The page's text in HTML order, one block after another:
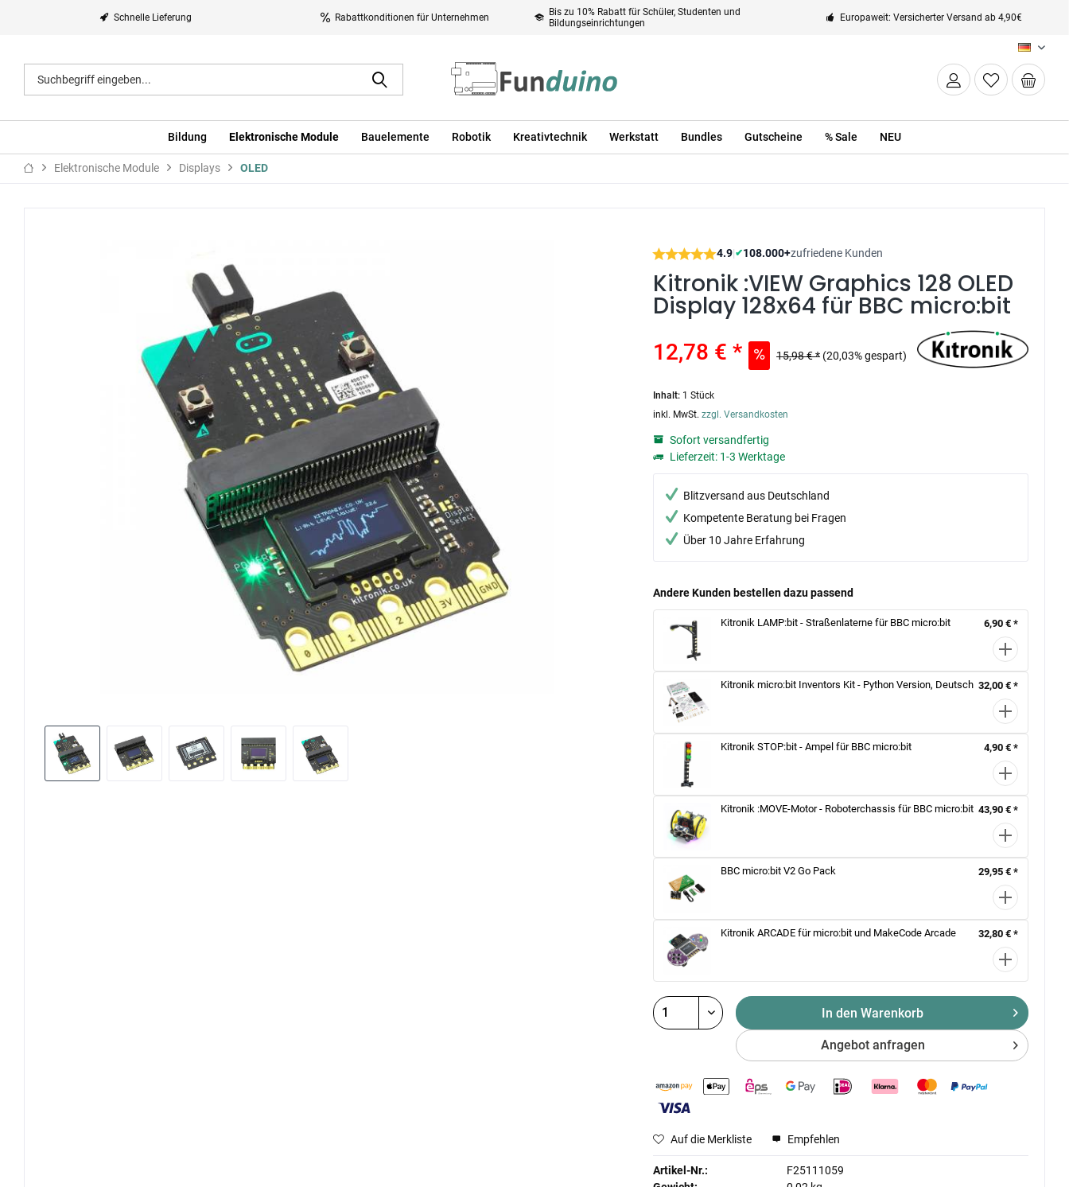
Schnelle Lieferung Rabattkonditionen für Unternehmen
Bis zu 10% Rabatt für Schüler, Studenten und
Bildungseinrichtungen
Europaweit: Versicherter Versand ab 4,90€
DE
Bildung Elektronische Module Bauelemente Robotik Kreativtechnik Werkstatt Bundles Gutscheine % Sale NEU
Elektronische Module Displays OLED
4.9|✔108.000+zufriedene Kunden
Kitronik :VIEW Graphics 128 OLED
Display 128x64 für BBC micro:bit
12,78 € * 15,98 € * (20,03% gespart)
Inhalt: 1 Stück
inkl. MwSt.zzgl. Versandkosten
Sofort versandfertig
Lieferzeit: 1-3 Werktage
Blitzversand aus Deutschland
Kompetente Beratung bei Fragen
Über 10 Jahre Erfahrung
Andere Kunden bestellen dazu passend
Kitronik LAMP:bit - Straßenlaterne für BBC micro:bit 6,90 € *
Kitronik micro:bit Inventors Kit - Python Version, Deutsch 32,00 € *
Kitronik STOP:bit - Ampel für BBC micro:bit 4,90 € *
Kitronik :MOVE-Motor - Roboterchassis für BBC micro:bit 43,90 € *
BBC micro:bit V2 Go Pack 29,95 € *
Kitronik ARCADE für micro:bit und MakeCode Arcade 32,80 € *
In den Warenkorb
Angebot anfragen
Auf die Merkliste Empfehlen
Artikel-Nr.:
F25111059